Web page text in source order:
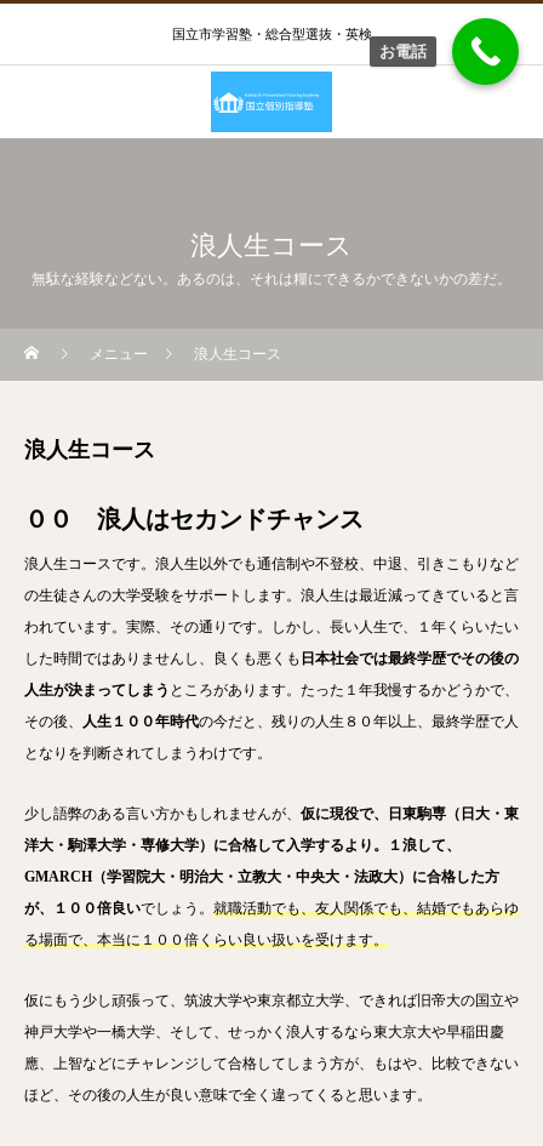
国立市学習塾・総合型選抜・英検
浪人生コース
無駄な経験などない。あるのは、それは糧にできるかできないかの差だ。
メニュー 浪人生コース
浪人生コース
００ 浪人はセカンドチャンス
浪人生コースです。浪人生以外でも通信制や不登校、中退、引きこもりなど
の生徒さんの大学受験をサポートします。浪人生は最近減ってきていると言
われています。実際、その通りです。しかし、長い人生で、１年くらいたい
した時間ではありませんし、良くも悪くも 日本社会では最終学歴でその後の
人生が決まってしまう ところがあります。たった１年我慢するかどうかで、
その後、 人生１００年時代の今だと、残りの人生８０年以上、最終学歴で人
となりを判断されてしまうわけです。
少し語弊のある言い方かもしれませんが、 仮に現役で、日東駒専（日大・東
洋大・駒澤大学・専修大学）に合格して入学するより。１浪して、
GMARCH（学習院大・明治大・立教大・中央大・法政大）に合格した方
が、１００倍良いでしょう。 就職活動でも、友人関係でも、結婚でもあらゆ
る場面で、本当に１００倍くらい良い扱いを受けます。
仮にもう少し頑張って、筑波大学や東京都立大学、できれば旧帝大の国立や
神戸大学や一橋大学、そして、せっかく浪人するなら東大京大や早稲田慶
應、上智などにチャレンジして合格してしまう方が、もはや、比較できない
ほど、その後の人生が良い意味で全く違ってくると思います。
お電話